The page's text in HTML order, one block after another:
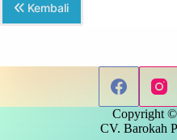
Kembali
Copyright
CV. Barokah